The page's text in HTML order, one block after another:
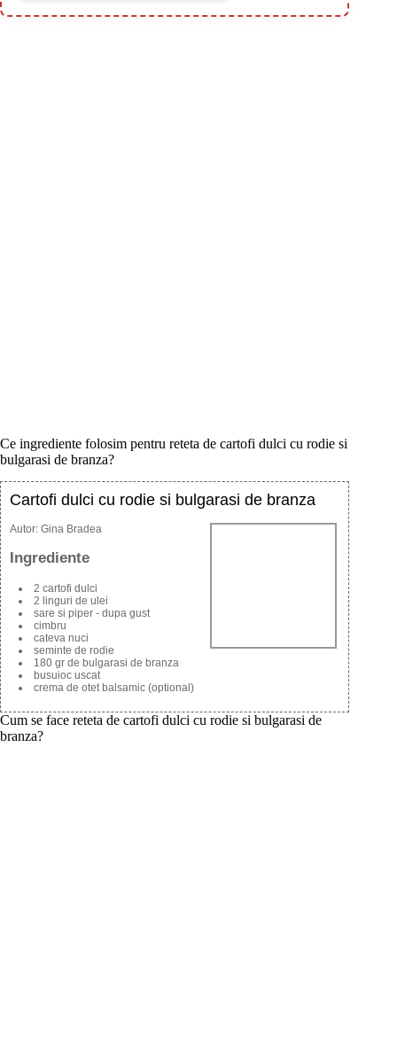
Ce ingrediente folosim pentru reteta de cartofi dulci cu rodie si
bulgarasi de branza?
Cartofi dulci cu rodie si bulgarasi de branza
Autor: Gina Bradea
Ingrediente
2 cartofi dulci
2 linguri de ulei
sare si piper - dupa gust
cimbru
cateva nuci
seminte de rodie
180 gr de bulgarasi de branza
busuioc uscat
crema de otet balsamic (optional)
Cum se face reteta de cartofi dulci cu rodie si bulgarasi de
branza?